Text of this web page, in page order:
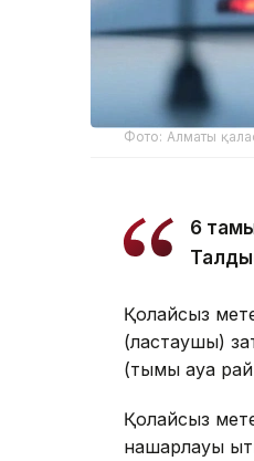
Фото: Алматы
6
Қолайсыз
(ластаушы)
(тымық ауа
Қолайсыз
нашарлауы